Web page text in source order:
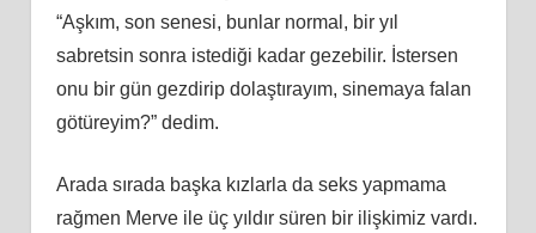
“Aşkım, son senesi, bunlar normal, bir yıl
sabretsin sonra istediği kadar gezebilir. İstersen
onu bir gün gezdirip dolaştırayım, sinemaya falan
götüreyim?” dedim.
Arada sırada başka kızlarla da seks yapmama
rağmen Merve ile üç yıldır süren bir ilişkimiz vardı.